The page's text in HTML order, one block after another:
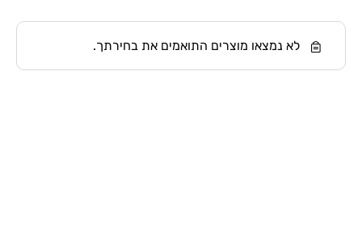
לא נמצאו מוצרים התואמים את בחירתך.